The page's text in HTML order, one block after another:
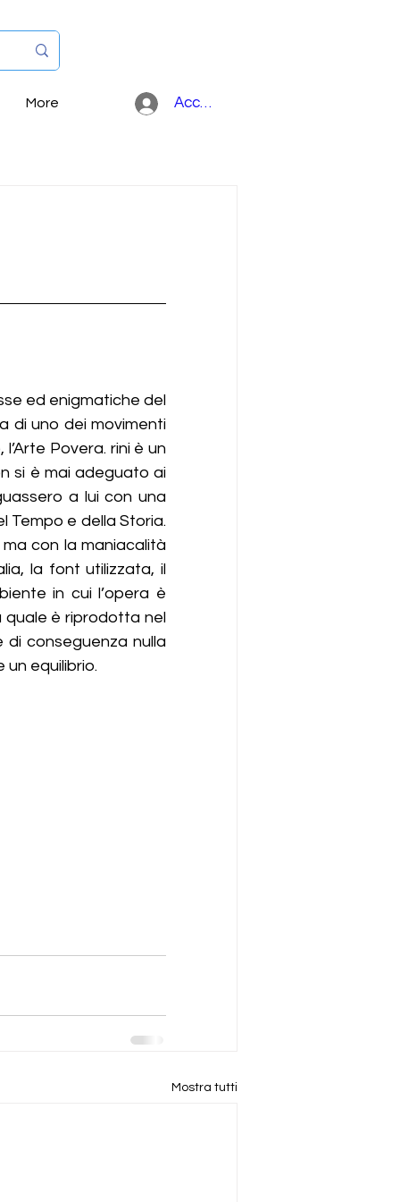
More Accedi
ed enigmatiche del
di uno dei movimenti
Povera. rini è un
si è mai adeguato ai
a lui con una
Tempo e della Storia.
con la maniacalità
la font utilizzata, il
in cui l’opera è
quale è riprodotta nel
di conseguenza nulla
equilibrio.
Mostra tutti